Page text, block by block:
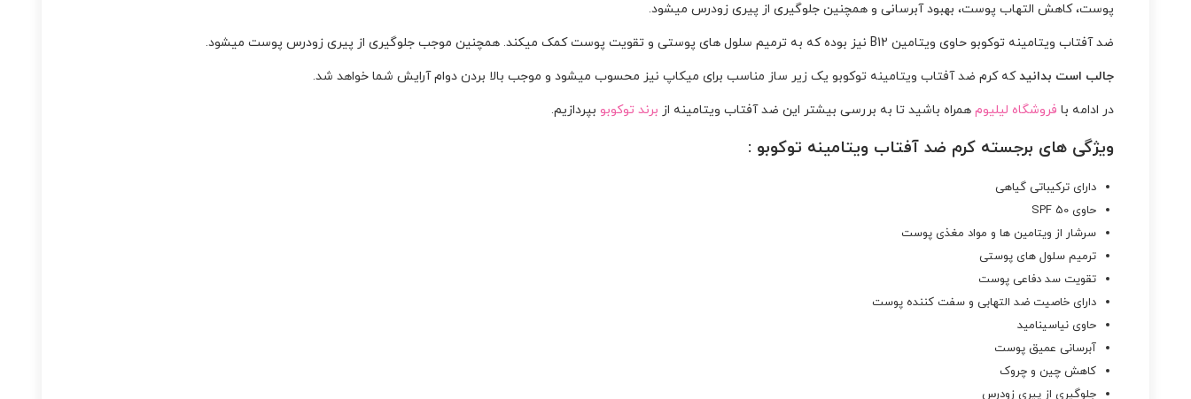
پوست، کاهش التهاب پوست، بهبود آبرسانی و همچنین جلوگیری از پیری زودرس میشود.
ضد آفتاب ویتامینه توکوبو حاوی ویتامین B12 نیز بوده که به ترمیم سلول های پوستی و تقویت پوست کمک میکند. همچنین موجب جلوگیری از پیری زودرس پوست میشود.
جالب است بدانیدکه کرم ضد آفتاب ویتامینه توکوبو یک زیر ساز مناسب برای میکاپ نیز محسوب میشود و موجب بالا بردن دوام آرایش شما خواهد شد.
در ادامه با فروشگاه لیلیوم همراه باشید تا به بررسی بیشتر این ضد آفتاب ویتامینه از برند توکوبو بپردازیم.
ویژگی های برجسته کرم ضد آفتاب ویتامینه توکوبو :
دارای ترکیباتی گیاهی
حاوی SPF 50
سرشار از ویتامین ها و مواد مغذی پوست
ترمیم سلول های پوستی
تقویت سد دفاعی پوست
دارای خاصیت ضد التهابی و سفت کننده پوست
حاوی نیاسینامید
آبرسانی عمیق پوست
کاهش چین و چروک
جلوگیری از پیری زودرس